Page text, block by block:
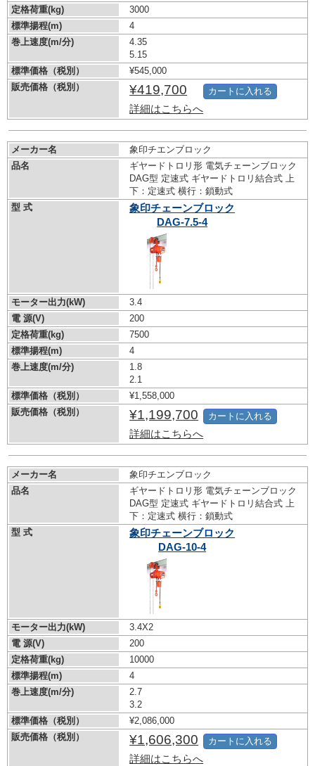
定格荷重(kg)
3000
標準揚程(m)
4
巻上速度(m/分)
4.35
5.15
標準価格（税別）
¥545,000
販売価格（税別）
¥419,700
詳細はこちらへ
カートに入れる
メーカー名
象印チエンブロック
品名
ギヤードトロリ形 電気チェーンブロック
DAG型 定速式 ギヤードトロリ結合式 上
下：定速式 横行：鎖動式
型 式
象印チェーンブロック
DAG-7.5-4
モーター出力(kW)
3.4
電 源(V)
200
定格荷重(kg)
7500
標準揚程(m)
4
巻上速度(m/分)
1.8
2.1
標準価格（税別）
¥1,558,000
販売価格（税別）
¥1,199,700
詳細はこちらへ
カートに入れる
メーカー名
象印チエンブロック
品名
ギヤードトロリ形 電気チェーンブロック
DAG型 定速式 ギヤードトロリ結合式 上
下：定速式 横行：鎖動式
型 式
象印チェーンブロック
DAG-10-4
モーター出力(kW)
3.4X2
電 源(V)
200
定格荷重(kg)
10000
標準揚程(m)
4
巻上速度(m/分)
2.7
3.2
標準価格（税別）
¥2,086,000
販売価格（税別）
¥1,606,300
詳細はこちらへ
カートに入れる